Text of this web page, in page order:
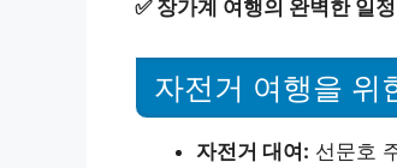
✅ 장가계 여행의 완벽한 일
자전거 여행을 위
자전거 대여: 선문호